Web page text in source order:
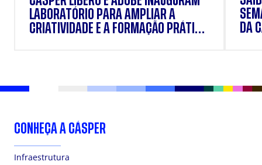
LABORATÓRIO PARA AMPLIAR A
CRIATIVIDADE E A FORMAÇÃO PRÁTICA
DA
CONHEÇA A CÁSPER
Infraestrutura